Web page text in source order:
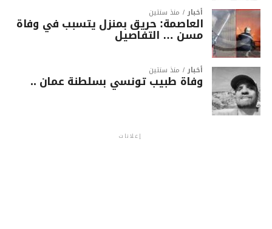
أخبار منذ سنتين
العاصمة: حريق بمنزل يتسبب في وفاة
مسن … التفاصيل
أخبار منذ سنتين
وفاة طبيب تونسي بسلطنة عمان ..
إعلانات